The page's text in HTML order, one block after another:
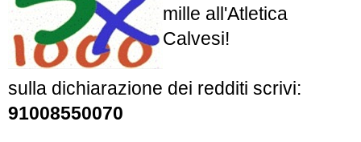
mille all'Atletica
Calvesi!
sulla dichiarazione dei redditi scrivi:
91008550070